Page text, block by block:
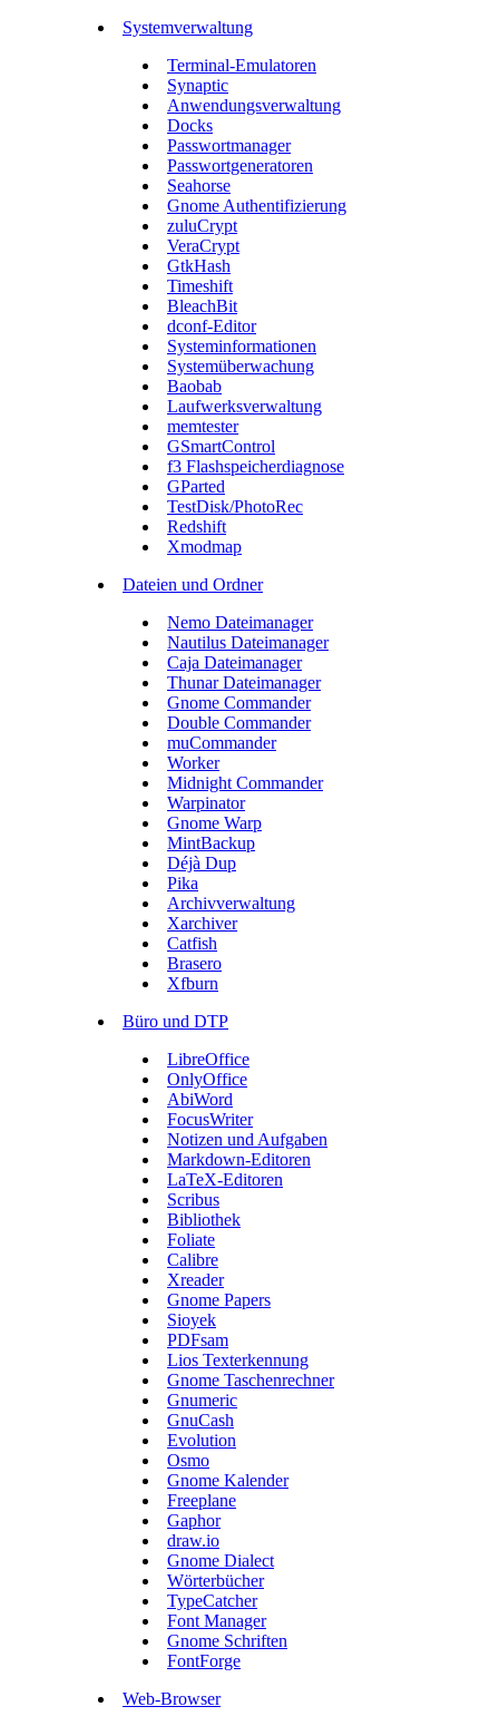
Systemverwaltung
Terminal-Emulatoren
Synaptic
Anwendungsverwaltung
Docks
Passwortmanager
Passwortgeneratoren
Seahorse
Gnome Authentifizierung
zuluCrypt
VeraCrypt
GtkHash
Timeshift
BleachBit
dconf-Editor
Systeminformationen
Systemüberwachung
Baobab
Laufwerksverwaltung
memtester
GSmartControl
f3 Flashspeicherdiagnose
GParted
TestDisk/PhotoRec
Redshift
Xmodmap
Dateien und Ordner
Nemo Dateimanager
Nautilus Dateimanager
Caja Dateimanager
Thunar Dateimanager
Gnome Commander
Double Commander
muCommander
Worker
Midnight Commander
Warpinator
Gnome Warp
MintBackup
Déjà Dup
Pika
Archivverwaltung
Xarchiver
Catfish
Brasero
Xfburn
Büro und DTP
LibreOffice
OnlyOffice
AbiWord
FocusWriter
Notizen und Aufgaben
Markdown-Editoren
LaTeX-Editoren
Scribus
Bibliothek
Foliate
Calibre
Xreader
Gnome Papers
Sioyek
PDFsam
Lios Texterkennung
Gnome Taschenrechner
Gnumeric
GnuCash
Evolution
Osmo
Gnome Kalender
Freeplane
Gaphor
draw.io
Gnome Dialect
Wörterbücher
TypeCatcher
Font Manager
Gnome Schriften
FontForge
Web-Browser